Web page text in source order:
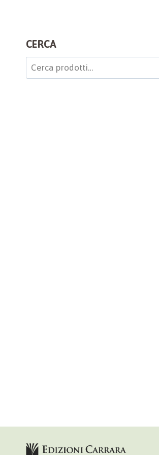
CERCA
Cerca: